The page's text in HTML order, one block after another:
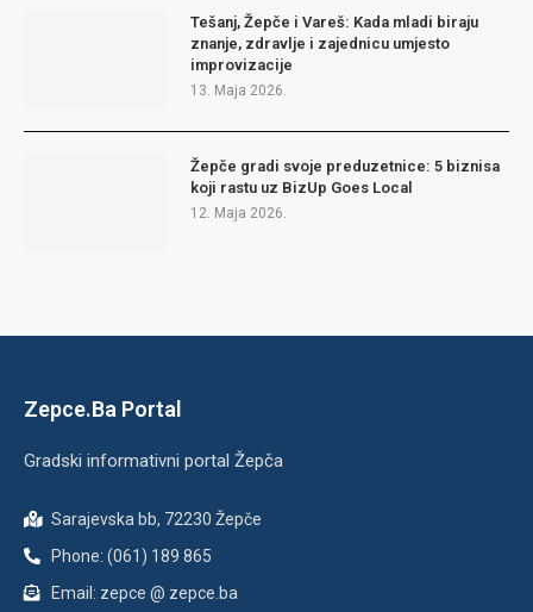
Tešanj, Žepče i Vareš: Kada mladi biraju
znanje, zdravlje i zajednicu umjesto
improvizacije
13. Maja 2026.
Žepče gradi svoje preduzetnice: 5 biznisa
koji rastu uz BizUp Goes Local
12. Maja 2026.
Zepce.Ba Portal
Gradski informativni portal Žepča
Sarajevska bb, 72230 Žepče
Phone: (061) 189 865
Email: zepce @ zepce.ba